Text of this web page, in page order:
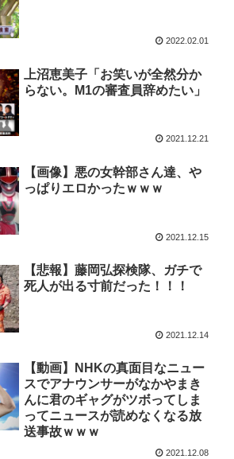
2022.02.01
上沼恵美子「お笑いが全然分か
らない。M1の審査員辞めたい」
2021.12.21
【画像】悪の女幹部さん達、や
っぱりエロかったｗｗｗ
2021.12.15
【悲報】藤岡弘探検隊、ガチで
死人が出る寸前だった！！！
2021.12.14
【動画】NHKの真面目なニュー
スでアナウンサーがなかやまき
んに君のギャグがツボってしま
ってニュースが読めなくなる放
送事故ｗｗｗ
2021.12.08